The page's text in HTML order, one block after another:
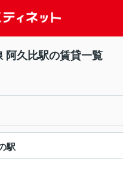
阿久比駅の賃貸一覧
駅